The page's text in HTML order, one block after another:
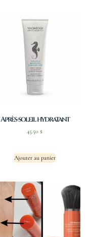
Après-soleil hydratant
45.50$
Ajouter au panier